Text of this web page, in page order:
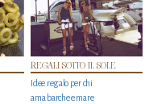
REGALI SOTTO IL SOLE
Idee regalo per chi
ama barche e mare